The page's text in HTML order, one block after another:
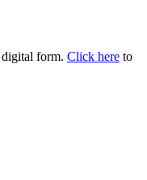
form. Click here to